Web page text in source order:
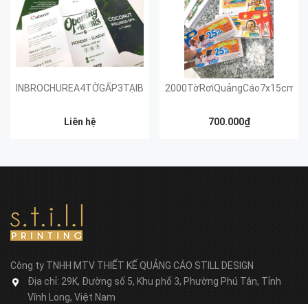
INBROCHUREA4TỜGẤP3TẠIBẾNTREGIÁRẺGIAOHÀNGTẬNNƠI
Liên hệ 700.000₫
Công ty TNHH MTV THIẾT KẾ QUẢNG CÁO STILL DESIGN
Địa chỉ: 29K, Đường số 5, Khu phố 3, Phường Phú Tân, Tỉnh
Vĩnh Long, Việt Nam